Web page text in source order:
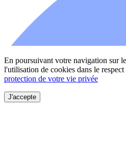
En poursuivant votre navigation sur
l'utilisation de cookies dans le respect
protection de votre vie privée
J'accepte